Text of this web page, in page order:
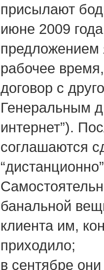
присылают
июне 2009
предложением
рабочее
договор с
Генеральным
интернет”).
соглашаются
банальной
клиента им,
приходило;
в сентябре